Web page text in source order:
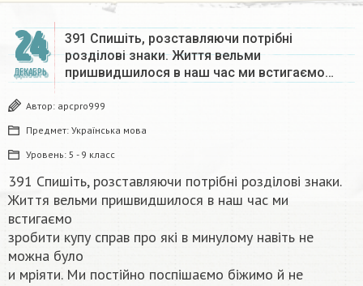
24
ДЕКАБРЬ
391 Спишіть, розставляючи потрібні
розділові знаки. Життя вельми
пришвидшилося в наш час ми встигаємо…
Автор: apcpro999
Предмет: Українська мова
Уровень: 5 - 9 класс
391 Спишіть, розставляючи потрібні розділові знаки.
Життя вельми пришвидшилося в наш час ми
встигаємо
зробити купу справ про які в минулому навіть не
можна було
и мріяти. Ми постійно поспішаємо біжимо й не